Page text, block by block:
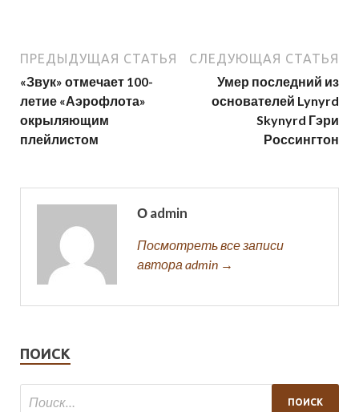
ПРЕДЫДУЩАЯ СТАТЬЯ
«Звук» отмечает 100-
летие «Аэрофлота»
окрыляющим
плейлистом
СЛЕДУЮЩАЯ СТАТЬЯ
Умер последний из
основателей Lynyrd
Skynyrd Гэри
Россингтон
О admin
Посмотреть все записи
автора admin →
ПОИСК